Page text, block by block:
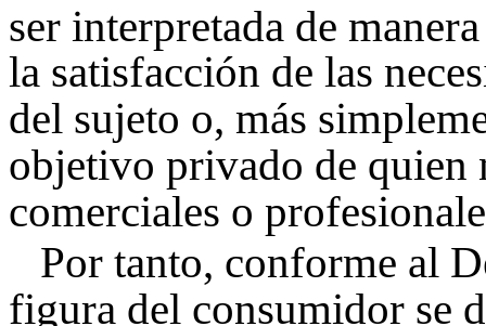
ser interpretada de
la satisfacción de las
del sujeto o, más
objetivo privado de quien
comerciales o
Por tanto, conforme al
figura del consumidor se